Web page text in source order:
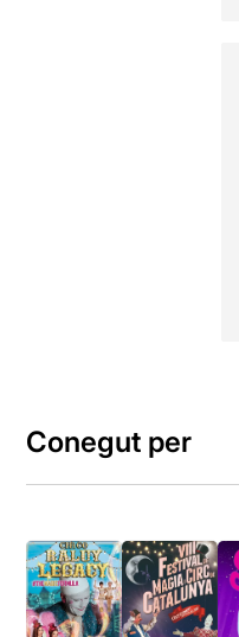
Conegut per